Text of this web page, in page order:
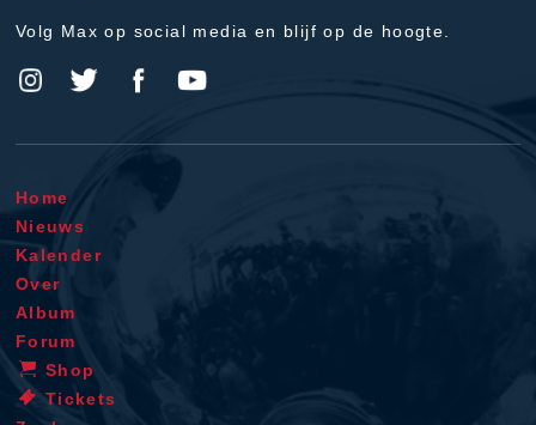
Volg Max op social media en blijf op de hoogte.
Home
Nieuws
Kalender
Over
Album
Forum
Shop
Tickets